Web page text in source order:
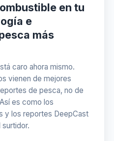
en tu
e
más
caro ahora mismo.
vienen de mejores
de pesca, no de
es como los
y los reportes DeepCast
surtidor.